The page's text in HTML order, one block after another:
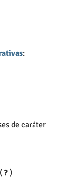
:
de caráter
( ? )